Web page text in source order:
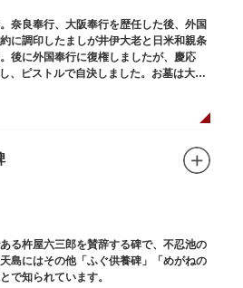
奈良奉行、大阪奉行を歴任した後、外国
に調印したましが井伊大老と日米和親条
後に外国奉行に復権しましたが、慶応
、ピストルで自決しました。お墓は大正
る杵屋六三郎を賛辞する碑で、不忍池の
島にはその他「ふぐ供養碑」「めがねの
で知られています。